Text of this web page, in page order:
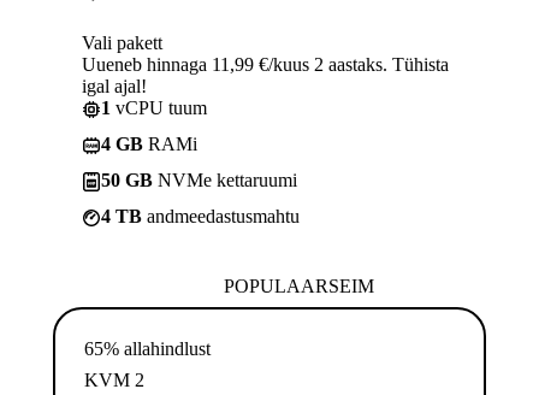
Vali pakett
Uueneb hinnaga 11,99 €/kuus 2 aastaks. Tühista
igal ajal!
1 vCPU tuum
4 GB RAMi
50 GB NVMe kettaruumi
4 TB andmeedastusmahtu
POPULAARSEIM
65% allahindlust
KVM 2